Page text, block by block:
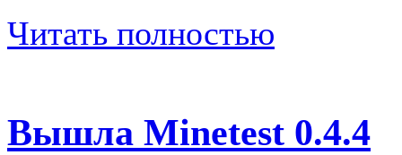
Читать полностью
Вышла Minetest 0.4.4